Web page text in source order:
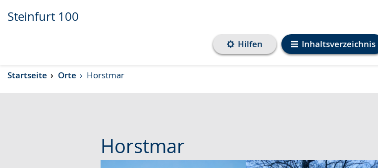
Transkript anzeigen
Abspielen
Pausieren
Steinfurt 100
Inhaltsverzeichnis
Hilfen
Startseite Orte Horstmar
Horstmar